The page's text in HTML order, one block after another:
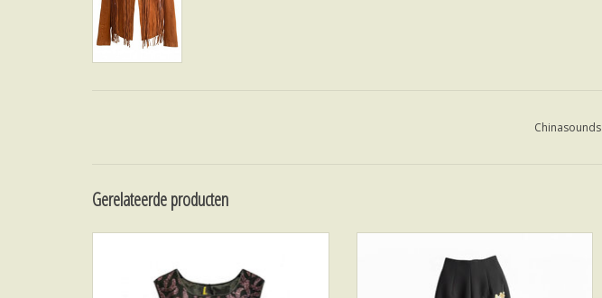
Chinasounds
Gerelateerde producten
TOEVOEGEN AAN WINKELWAGEN
UpCycled
TOEVOEGEN AAN WINKELWAGEN